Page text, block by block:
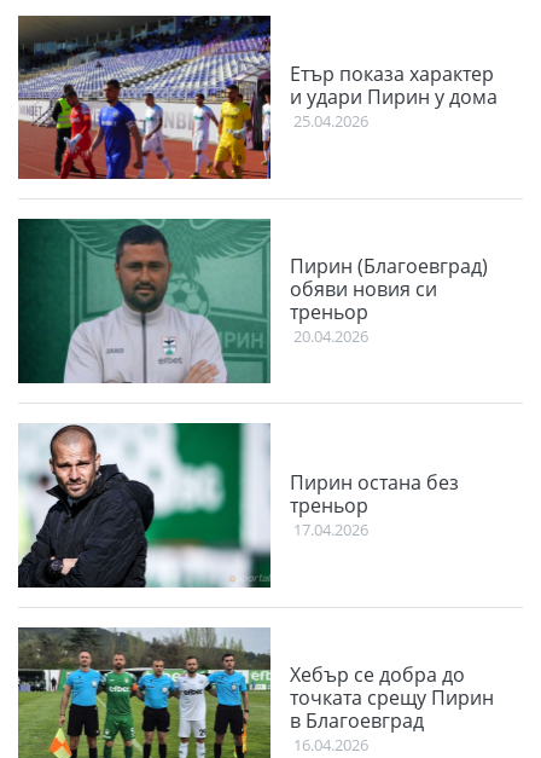
Етър показа характер
и удари Пирин у дома
25.04.2026
Пирин (Благоевград)
обяви новия си
треньор
20.04.2026
Пирин остана без
треньор
17.04.2026
Хебър се добра до
точката срещу Пирин
в Благоевград
16.04.2026